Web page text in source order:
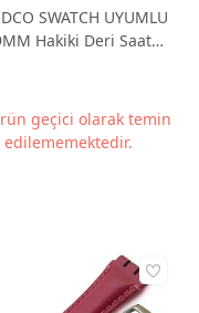
SWATCH UYUMLU
Hakiki Deri Saat
geçici olarak temin
edilememektedir.